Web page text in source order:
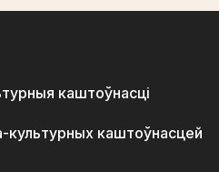
каштоўнасці
культурных каштоўнасцей